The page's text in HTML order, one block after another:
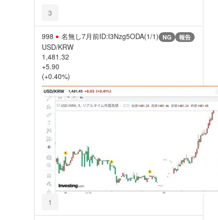
3
998 名無し7月前ID:I3Nzg5ODA(1/1) NG 報告
USD/KRW
1,481.32
+5.90
(+0.40%)
1